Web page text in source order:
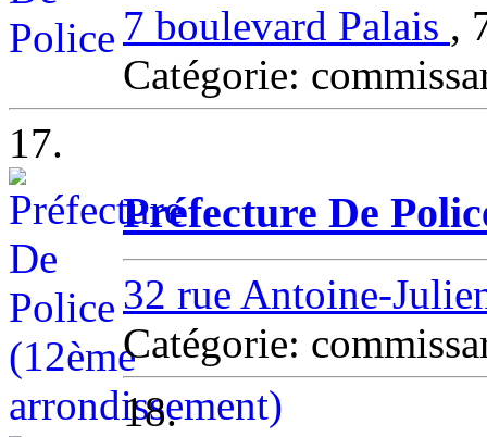
7 boulevard Palais ,
Catégorie:
17.
Préfecture De
32 rue Antoine-
Catégorie:
18.